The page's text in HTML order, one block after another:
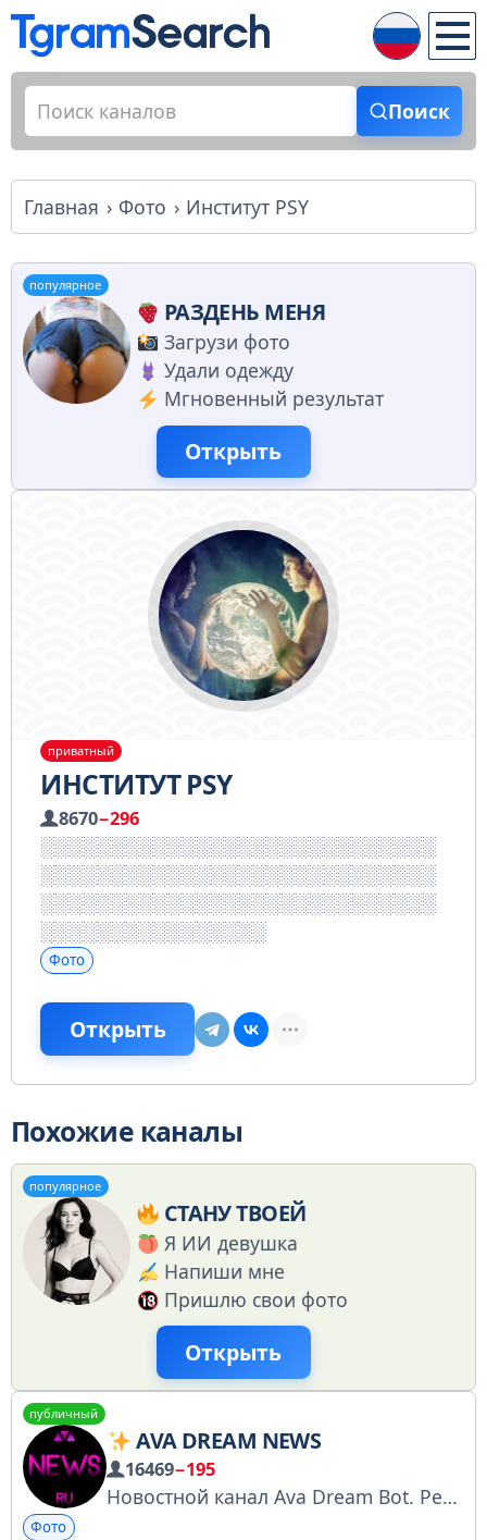
Поиск
Главная Фото Институт PSY
популярное
РАЗДЕНЬ МЕНЯ
Загрузи фото
Удали одежду
Мгновенный результат
Открыть
приватный
ИНСТИТУТ PSY
8670−296
Фото
Открыть
Похожие каналы
популярное
СТАНУ ТВОЕЙ
Я ИИ девушка
Напиши мне
Пришлю свои фото
Открыть
публичный
AVA DREAM NEWS
16469−195
Новостной канал Ava Dream Bot. Реалистичные AI (ИИ) фото и аватарки для соцсетей по 1 фото. Все вопросы и Помощь | @ava_dream_support Реферальная программа: https://teletype.in/@ava_dream/refferal_program_conditions
Фото